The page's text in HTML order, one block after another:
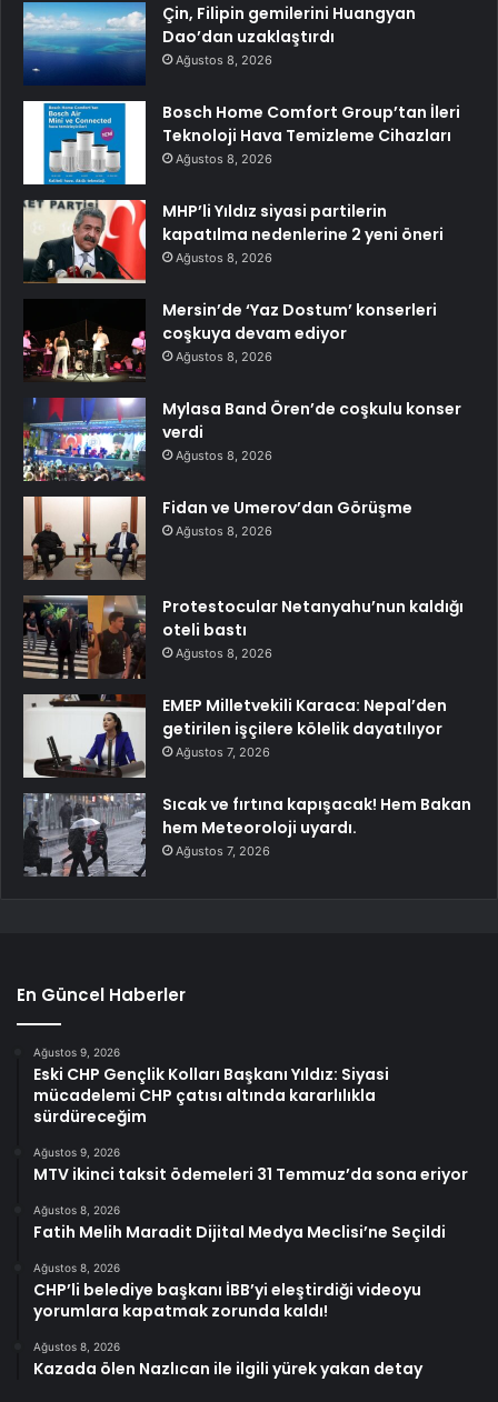
Çin, Filipin gemilerini Huangyan
Dao’dan uzaklaştırdı
Ağustos 8, 2026
Bosch Home Comfort Group’tan İleri
Teknoloji Hava Temizleme Cihazları
Ağustos 8, 2026
MHP’li Yıldız siyasi partilerin
kapatılma nedenlerine 2 yeni öneri
Ağustos 8, 2026
Mersin’de ‘Yaz Dostum’ konserleri
coşkuya devam ediyor
Ağustos 8, 2026
Mylasa Band Ören’de coşkulu konser
verdi
Ağustos 8, 2026
Fidan ve Umerov’dan Görüşme
Ağustos 8, 2026
Protestocular Netanyahu’nun kaldığı
oteli bastı
Ağustos 8, 2026
EMEP Milletvekili Karaca: Nepal’den
getirilen işçilere kölelik dayatılıyor
Ağustos 7, 2026
Sıcak ve fırtına kapışacak! Hem Bakan
hem Meteoroloji uyardı.
Ağustos 7, 2026
En Güncel Haberler
Ağustos 9, 2026
Eski CHP Gençlik Kolları Başkanı Yıldız: Siyasi
mücadelemi CHP çatısı altında kararlılıkla
sürdüreceğim
Ağustos 9, 2026
MTV ikinci taksit ödemeleri 31 Temmuz’da sona eriyor
Ağustos 8, 2026
Fatih Melih Maradit Dijital Medya Meclisi’ne Seçildi
Ağustos 8, 2026
CHP’li belediye başkanı İBB’yi eleştirdiği videoyu
yorumlara kapatmak zorunda kaldı!
Ağustos 8, 2026
Kazada ölen Nazlıcan ile ilgili yürek yakan detay